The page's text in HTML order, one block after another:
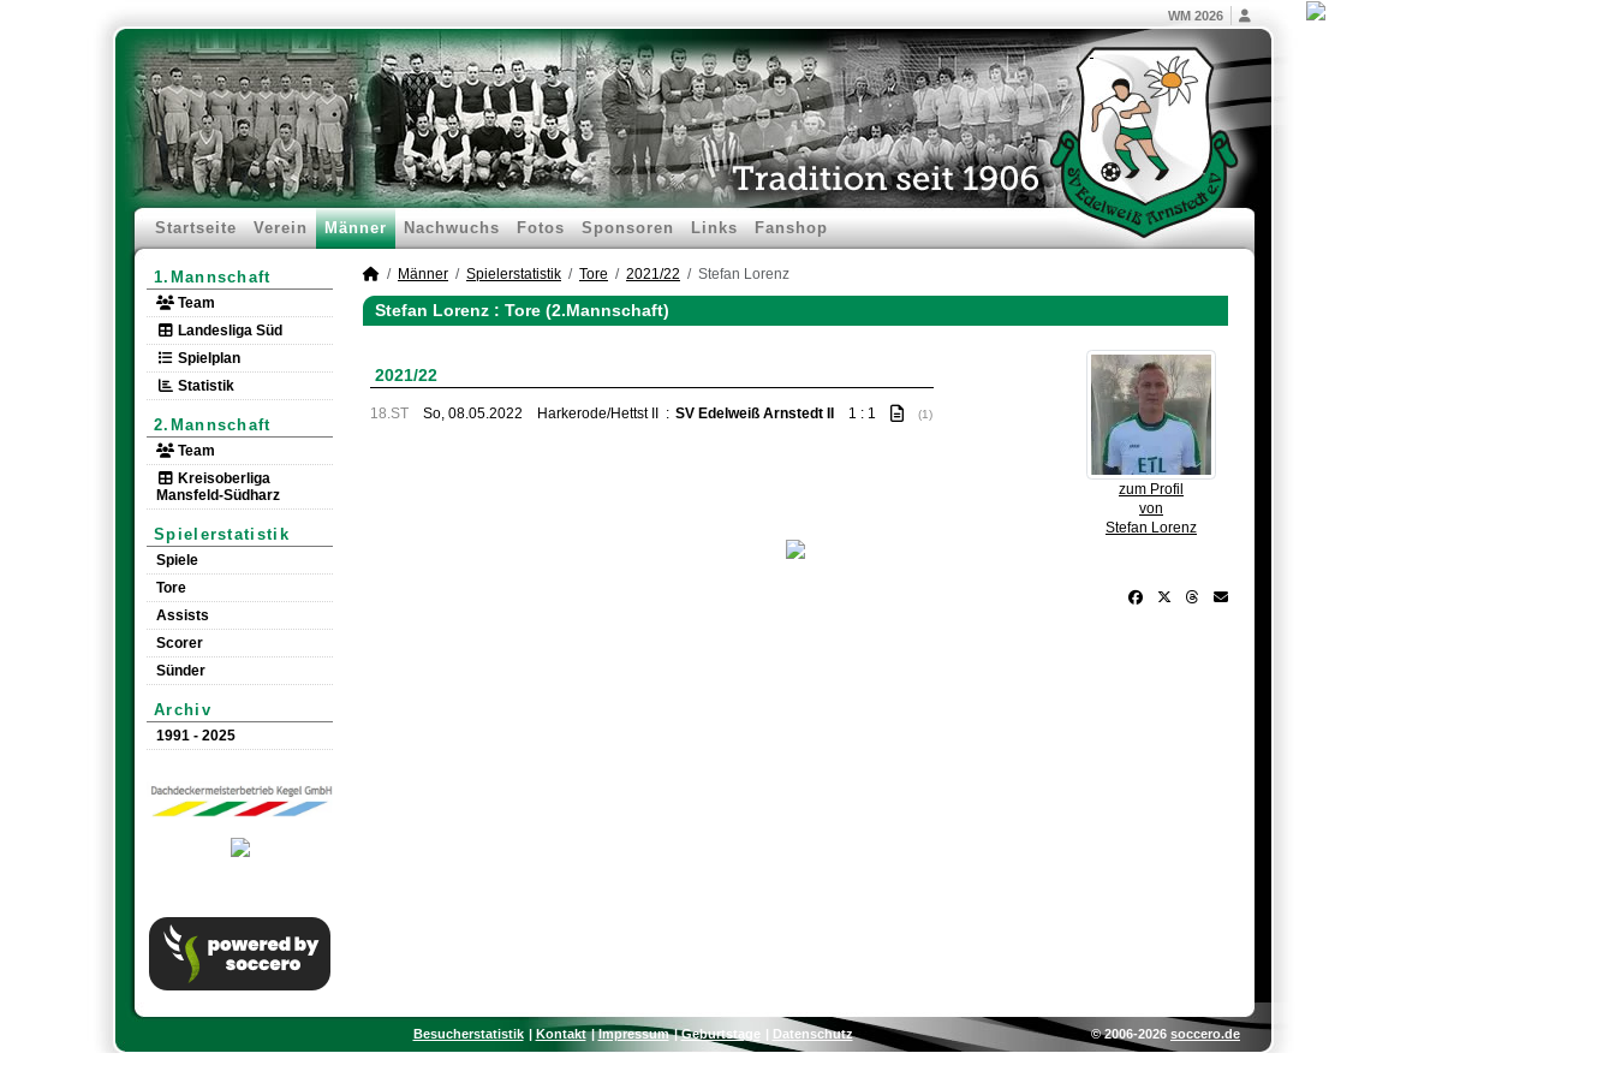
WM 2026
Startseite Verein Männer Nachwuchs Fotos Sponsoren Links Fanshop
1.Mannschaft
Team
Landesliga Süd
Spielplan
Statistik
2.Mannschaft
Team
Kreisoberliga
Mansfeld-Südharz
Spielerstatistik
Spiele
Tore
Assists
Scorer
Sünder
Archiv
1991 - 2025
Männer Spielerstatistik Tore 2021/22 Stefan Lorenz
Stefan Lorenz : Tore (2.Mannschaft)
zum Profil
von
Stefan Lorenz
2021/22
18.ST So, 08.05.2022 Harkerode/Hettst II : SV Edelweiß Arnstedt II 1 : 1 (1)
Besucherstatistik Kontakt Impressum Geburtstage Datenschutz © 2006-2026 soccero.de